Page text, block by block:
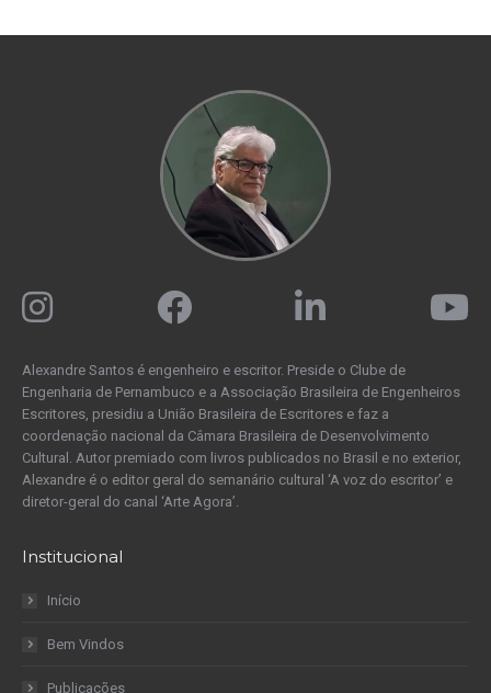
Alexandre Santos é engenheiro e escritor. Preside o Clube de
Engenharia de Pernambuco e a Associação Brasileira de Engenheiros
Escritores, presidiu a União Brasileira de Escritores e faz a
coordenação nacional da Câmara Brasileira de Desenvolvimento
Cultural. Autor premiado com livros publicados no Brasil e no exterior,
Alexandre é o editor geral do semanário cultural ‘A voz do escritor’ e
diretor-geral do canal ‘Arte Agora’.
Institucional
Início
Bem Vindos
Publicações